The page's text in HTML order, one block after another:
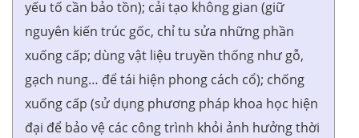
yếu tố cần bảo tồn); cải tạo không gian (giữ
nguyên kiến trúc gốc, chỉ tu sửa những phần
xuống cấp; dùng vật liệu truyền thống như gỗ,
gạch nung… để tái hiện phong cách cổ); chống
xuống cấp (sử dụng phương pháp khoa học hiện
đại để bảo vệ các công trình khỏi ảnh hưởng thời